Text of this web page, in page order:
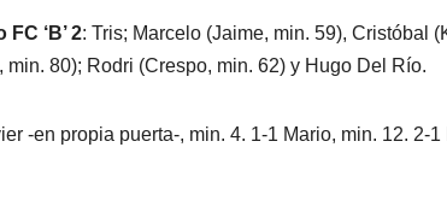
‘B’ 2: Tris; Marcelo (Jaime, min. 59), Cristóbal
min. 80); Rodri (Crespo, min. 62) y Hugo Del Río.
-en propia puerta-, min. 4. 1-1 Mario, min. 12.